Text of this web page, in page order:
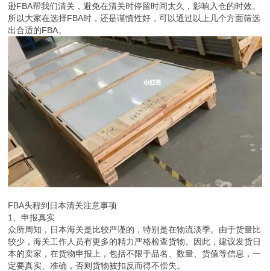
逊FBA帮我们清关，避免在清关时停留时间太久，影响入仓的时效。
所以大家在选择FBA时，还是谨慎性好，可以通过以上几个方面筛选
出合适的FBA。
FBA头程到日本清关注意事项
1、申报真实
众所周知，日本海关是比较严谨的，特别是在物流淡季。由于货量比
较少，海关工作人员有更多的精力严格检查货物。因此，建议发货日
本的卖家，在货物申报上，包括不限于品名、数量、货值等信息，一
定要真实、准确，否则货物被扣反而得不偿失。